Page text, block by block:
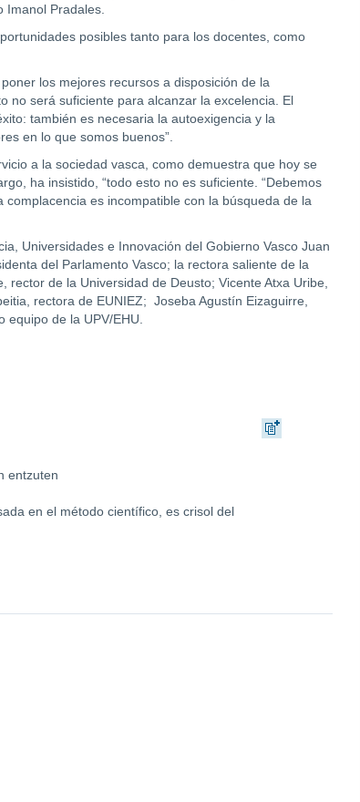
Imanol Pradales.
posibles tanto para los docentes, como
los mejores recursos a disposición de la
no será suficiente para alcanzar la excelencia. El
también es necesaria la autoexigencia y la
en lo que somos buenos”.
a la sociedad vasca, como demuestra que hoy se
ha insistido, “todo esto no es suficiente. “Debemos
es incompatible con la búsqueda de la
Universidades e Innovación del Gobierno Vasco Juan
del Parlamento Vasco; la rectora saliente de la
de la Universidad de Deusto; Vicente Atxa Uribe,
rectora de EUNIEZ; Joseba Agustín Eizaguirre,
de la UPV/EHU.
entzuten
en el método científico, es crisol del